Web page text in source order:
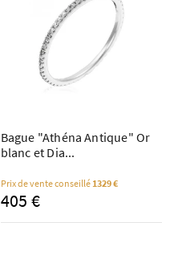
Bague "Athéna Antique" Or
blanc et Dia...
Prix de vente conseillé 1329 €
405 €